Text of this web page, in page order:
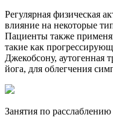
Регулярная физическая
влияние на некоторые
Пациенты также
такие как
Джекобсону, аутогенная
йога, для облегчения
Занятия по расслаблению